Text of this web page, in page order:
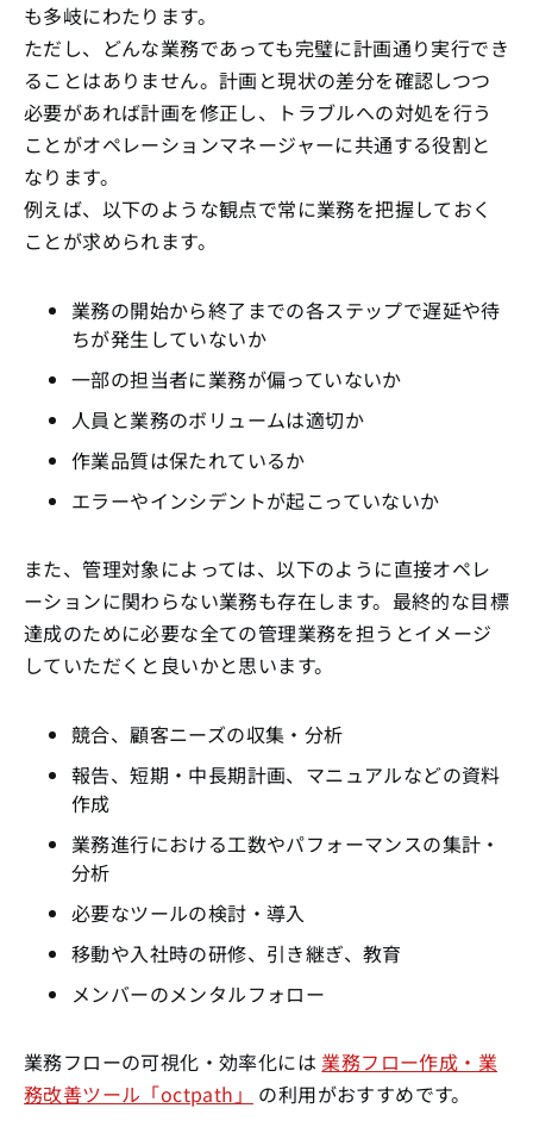
も多岐にわたります。
ただし、どんな業務であっても完璧に計画通り実行でき
ることはありません。計画と現状の差分を確認しつつ
必要があれば計画を修正し、トラブルへの対処を行う
ことがオペレーションマネージャーに共通する役割と
なります。
例えば、以下のような観点で常に業務を把握しておく
ことが求められます。
業務の開始から終了までの各ステップで遅延や待
ちが発生していないか
一部の担当者に業務が偏っていないか
人員と業務のボリュームは適切か
作業品質は保たれているか
エラーやインシデントが起こっていないか
また、管理対象によっては、以下のように直接オペレ
ーションに関わらない業務も存在します。最終的な目標
達成のために必要な全ての管理業務を担うとイメージ
していただくと良いかと思います。
競合、顧客ニーズの収集・分析
報告、短期・中長期計画、マニュアルなどの資料
作成
業務進行における工数やパフォーマンスの集計・
分析
必要なツールの検討・導入
移動や入社時の研修、引き継ぎ、教育
メンバーのメンタルフォロー
業務フローの可視化・効率化には 業務フロー作成・業
務改善ツール「octpath」
の利用がおすすめです。